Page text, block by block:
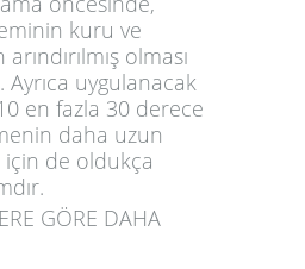
kuru ve
olması
uygulanacak
en fazla 30 derece
daha uzun
için de oldukça
GÖRE DAHA